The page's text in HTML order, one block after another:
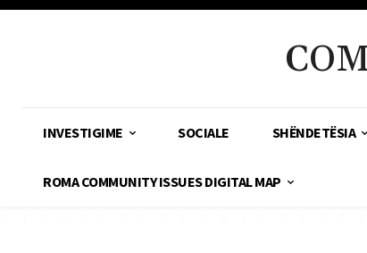
INVESTIGIME SOCIALE SHËNDETËSIA
ROMA COMMUNITY ISSUES DIGITAL MAP